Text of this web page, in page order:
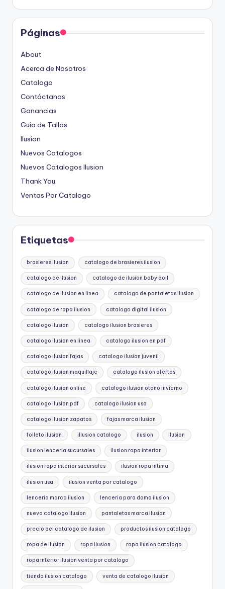
Páginas
About
Acerca de Nosotros
Catalogo
Contáctanos
Ganancias
Guia de Tallas
Ilusion
Nuevos Catalogos
Nuevos Catalogos Ilusion
Thank You
Ventas Por Catalogo
Etiquetas
brasieres ilusion catalogo de brasieres ilusion
catalogo de ilusion catalogo de ilusion baby doll
catalogo de ilusion en linea catalogo de pantaletas ilusion
catalogo de ropa ilusion catalogo digital ilusion
catalogo ilusion catalogo ilusion brasieres
catalogo ilusion en linea catalogo ilusion en pdf
catalogo ilusion fajas catalogo ilusion juvenil
catalogo ilusion maquillaje catalogo ilusion ofertas
catalogo ilusion online catalogo ilusion otoño invierno
catalogo ilusion pdf catalogo ilusion usa
catalogo ilusion zapatos fajas marca ilusion
folleto ilusion illusion catalogo ilusion ilusion
ilusion lenceria sucursales ilusion ropa interior
ilusion ropa interior sucursales ilusion ropa intima
ilusion usa ilusion venta por catalogo
lenceria marca ilusion lenceria para dama ilusion
nuevo catalogo ilusion pantaletas marca ilusion
precio del catalogo de ilusion productos ilusion catalogo
ropa de ilusion ropa ilusion ropa ilusion catalogo
ropa interior ilusion venta por catalogo
tienda ilusion catalogo venta de catalogo ilusion